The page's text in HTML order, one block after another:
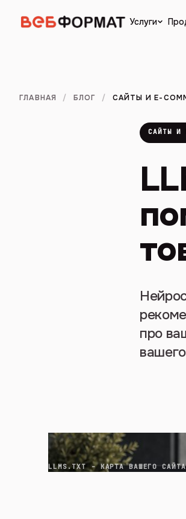
Услуги
ГЛАВНАЯ / БЛОГ / САЙТЫ И E-
САЙТЫ И
про
LLMS.TXT - КАРТА ВАШЕГО